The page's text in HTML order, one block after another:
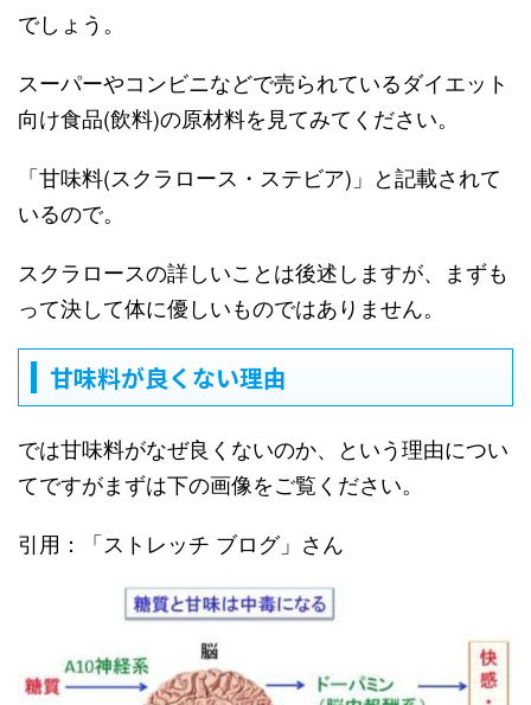
でしょう。
スーパーやコンビニなどで売られているダイエット
向け食品(飲料)の原材料を見てみてください。
「甘味料(スクラロース・ステビア)」と記載されて
いるので。
スクラロースの詳しいことは後述しますが、まずも
って決して体に優しいものではありません。
甘味料が良くない理由
では甘味料がなぜ良くないのか、という理由につい
てですがまずは下の画像をご覧ください。
引用：「ストレッチ ブログ」さん